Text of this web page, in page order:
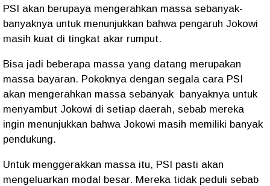
PSI akan berupaya mengerahkan massa sebanyak-
banyaknya untuk menunjukkan bahwa pengaruh Jokowi
masih kuat di tingkat akar rumput.
Bisa jadi beberapa massa yang datang merupakan
massa bayaran. Pokoknya dengan segala cara PSI
akan mengerahkan massa sebanyak banyaknya untuk
menyambut Jokowi di setiap daerah, sebab mereka
ingin menunjukkan bahwa Jokowi masih memiliki banyak
pendukung.
Untuk menggerakkan massa itu, PSI pasti akan
mengeluarkan modal besar. Mereka tidak peduli sebab